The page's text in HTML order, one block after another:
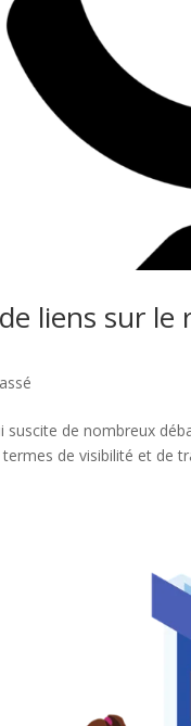
de liens sur
suscite de nombreux
termes de visibilité et